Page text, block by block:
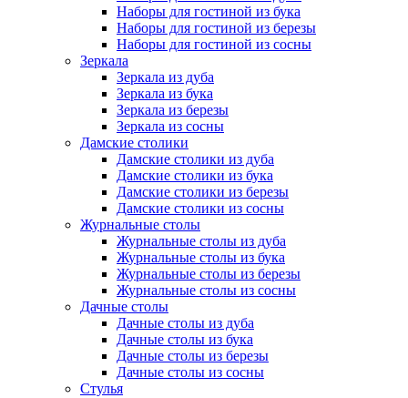
Наборы для гостиной из бука
Наборы для гостиной из березы
Наборы для гостиной из сосны
Зеркала
Зеркала из дуба
Зеркала из бука
Зеркала из березы
Зеркала из сосны
Дамские столики
Дамские столики из дуба
Дамские столики из бука
Дамские столики из березы
Дамские столики из сосны
Журнальные столы
Журнальные столы из дуба
Журнальные столы из бука
Журнальные столы из березы
Журнальные столы из сосны
Дачные столы
Дачные столы из дуба
Дачные столы из бука
Дачные столы из березы
Дачные столы из сосны
Стулья